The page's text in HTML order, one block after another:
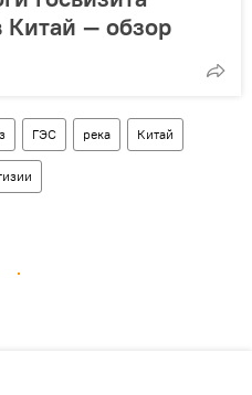
— обзор
ГЭС река Китай